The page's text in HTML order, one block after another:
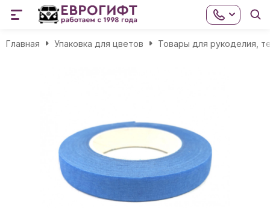
Главная Упаковка для цветов Товары для рукоделия,